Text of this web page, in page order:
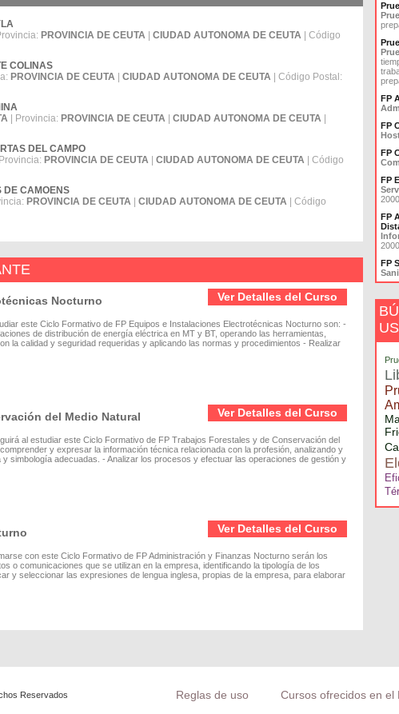
PROVINCIA DE CEUTA CIUDAD AUTONOMA DE CEUTA | Código
COLINAS
PROVINCIA DE CEUTA CIUDAD AUTONOMA DE CEUTA | Código Postal:
| Provincia: PROVINCIA DE CEUTA CIUDAD AUTONOMA DE CEUTA
DEL CAMPO
Provincia: PROVINCIA DE CEUTA CIUDAD AUTONOMA DE CEUTA | Código
DE CAMOENS
PROVINCIA DE CEUTA CIUDAD AUTONOMA DE CEUTA | Código
Ver Detalles del Curso
Nocturno
este Ciclo Formativo de FP Equipos e Instalaciones Electrotécnicas Nocturno son: -
de distribución de energía eléctrica en MT y BT, operando las herramientas,
la calidad y seguridad requeridas y aplicando las normas y procedimientos - Realizar
Ver Detalles del Curso
del Medio Natural
al estudiar este Ciclo Formativo de FP Trabajos Forestales y de Conservación del
y expresar la información técnica relacionada con la profesión, analizando y
simbología adecuadas. - Analizar los procesos y efectuar las operaciones de gestión y
Ver Detalles del Curso
con este Ciclo Formativo de FP Administración y Finanzas Nocturno serán los
o comunicaciones que se utilizan en la empresa, identificando la tipología de los
y seleccionar las expresiones de lengua inglesa, propias de la empresa, para elaborar
FP
FP
FP
FP
FP
FP
Reglas de uso Cursos ofrecidos en el
Reservados